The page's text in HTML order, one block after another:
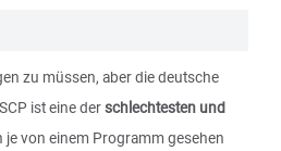
zu müssen, aber die deutsche
ist eine derschlechtesten und
je von einem Programm gesehen